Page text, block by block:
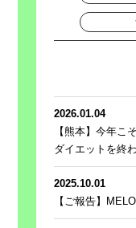
2026.01.04
【熊本】今年こ
ダイエットを終
2025.10.01
【ご報告】